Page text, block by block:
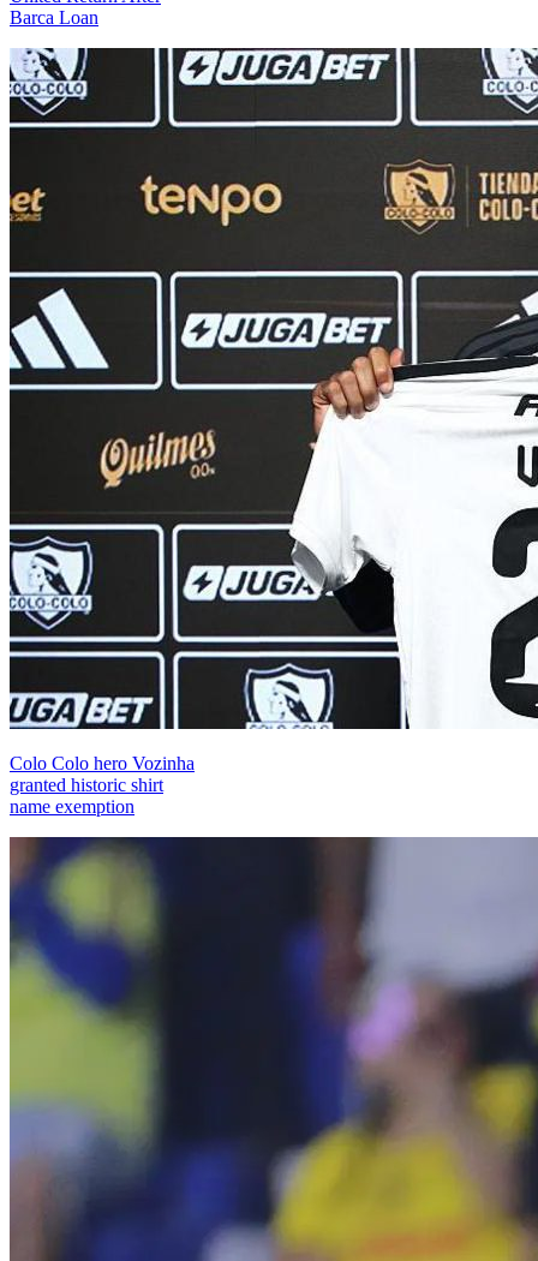
Barca Loan
Colo Colo hero Vozinha
granted historic shirt
name exemption